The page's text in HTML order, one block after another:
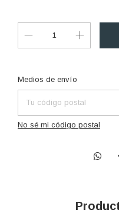
Entregas para el CP:
Medios de envío
No sé mi código postal